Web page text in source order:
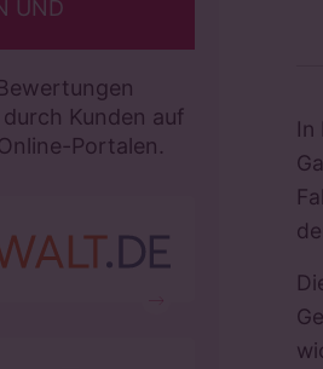
In
UND
Kunden auf
Portalen.